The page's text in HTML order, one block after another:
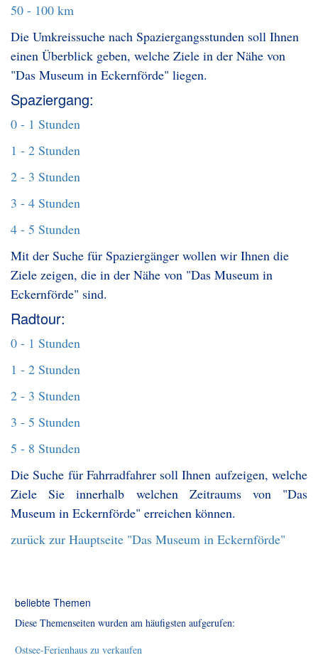
50 - 100 km
Die Umkreissuche nach Spaziergangsstunden soll Ihnen
einen Überblick geben, welche Ziele in der Nähe von
"Das Museum in Eckernförde" liegen.
Spaziergang:
0 - 1 Stunden
1 - 2 Stunden
2 - 3 Stunden
3 - 4 Stunden
4 - 5 Stunden
Mit der Suche für Spaziergänger wollen wir Ihnen die
Ziele zeigen, die in der Nähe von "Das Museum in
Eckernförde" sind.
Radtour:
0 - 1 Stunden
1 - 2 Stunden
2 - 3 Stunden
3 - 5 Stunden
5 - 8 Stunden
Die Suche für Fahrradfahrer soll Ihnen aufzeigen, welche
Ziele Sie innerhalb welchen Zeitraums von "Das
Museum in Eckernförde" erreichen können.
zurück zur Hauptseite "Das Museum in Eckernförde"
beliebte Themen
Diese Themenseiten wurden am häufigsten aufgerufen:
Ostsee-Ferienhaus zu verkaufen